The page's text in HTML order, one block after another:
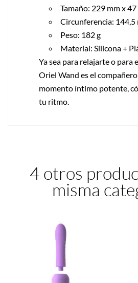
Tamaño: 229 mm x
Circunferencia: 144,5
Peso: 182 g
Material: Silicona +
Ya sea para relajarte o para
Oriel Wand es el
momento íntimo potente,
tu ritmo.
4 otros
misma